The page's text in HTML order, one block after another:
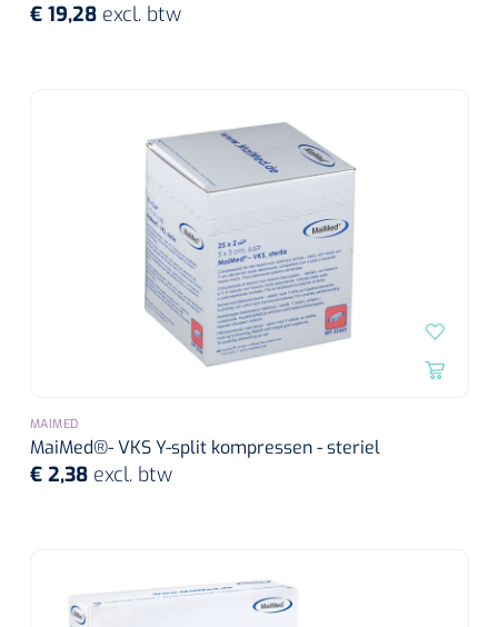
€ 19,28 excl. btw
MAIMED
MaiMed®- VKS Y-split kompressen - steriel
€ 2,38 excl. btw